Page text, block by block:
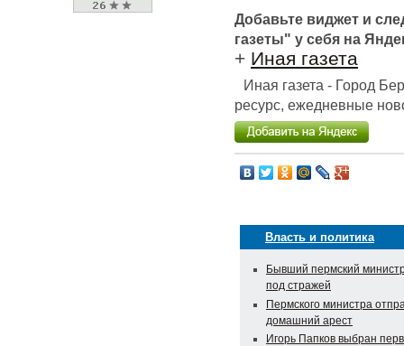
Добавьте виджет и
газеты" у себя на
+ Иная газета
Иная газета - Город
ресурс, ежедневные
Власть и политика
Бывший пермский
под стражей
Пермского министра
домашний арест
Игорь Папков выбран